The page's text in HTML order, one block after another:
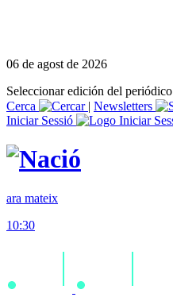
06 de agost de 2026
Seleccionar edición del periódico
Cerca
| Newsletters
Iniciar Sessió
ara mateix
10:30